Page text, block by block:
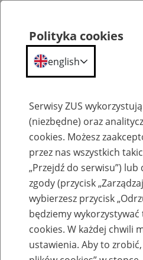
podana
Przejdź do strony głównej
Polityka cookies
english
Serwisy ZUS
(niezbędne) oraz
cookies. Możesz
przez nas wszystkich
„Przejdź do serwisu”)
zgody (przycisk
wybierzesz przycisk
będziemy
cookies. W każdej chwili
ustawienia. Aby to